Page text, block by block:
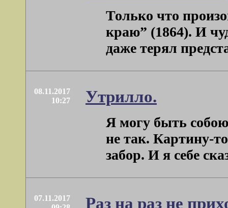
Только что
краю” (1864). И
даже терял
08.11.2017
10:27
Утрилло.
Я могу быть
не так. Картину-
забор. И я себе
07.11.2017
Раз на раз не